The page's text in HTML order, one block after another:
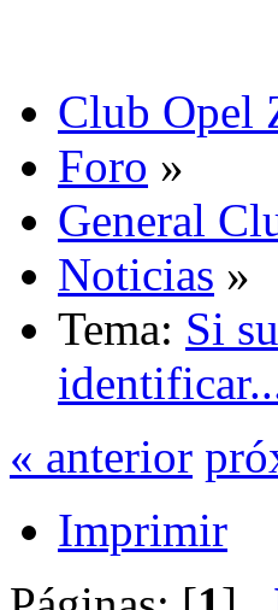
Club Opel
Foro »
General
Noticias »
Tema: Si
« anterior
Imprimir